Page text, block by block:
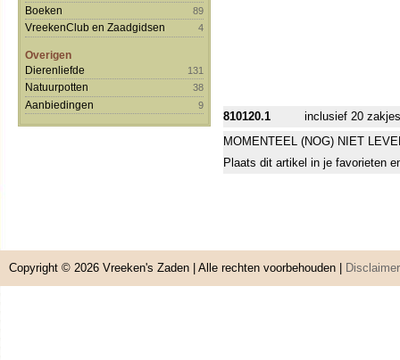
Boeken 89
VreekenClub en Zaadgidsen 4
Overigen
Dierenliefde
131
Natuurpotten 38
Aanbiedingen 9
810120.1
inclusief 20
MOMENTEEL (NOG) NIET
Plaats dit artikel in je favorieten
Copyright © 2026 Vreeken's Zaden | Alle rechten voorbehouden | Disclaimer